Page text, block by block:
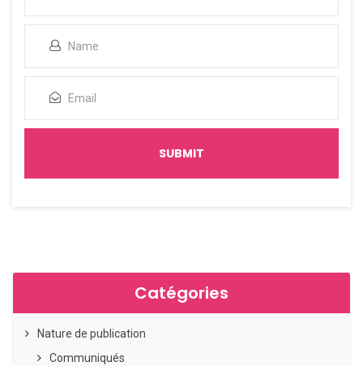
Catégories
Nature de publication
Communiqués